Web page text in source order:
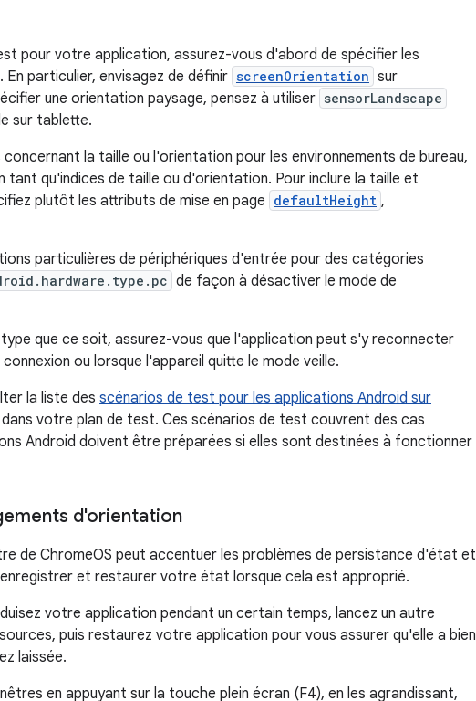
pour votre application, assurez-vous d'abord de spécifier les
particulier, envisagez de définir screenOrientation sur
une orientation paysage, pensez à utiliser sensorLandscape
sur tablette.
la taille ou l'orientation pour les environnements de bureau,
tant qu'indices de taille ou d'orientation. Pour inclure la taille et
plutôt les attributs de mise en page defaultHeight ,
particulières de périphériques d'entrée pour des catégories
de façon à désactiver le mode de
type que ce soit, assurez-vous que l'application peut s'y reconnecter
ou lorsque l'appareil quitte le mode veille.
la liste des scénarios de test pour les applications Android sur
votre plan de test. Ces scénarios de test couvrent des cas
Android doivent être préparées si elles sont destinées à fonctionner
d'orientation
de ChromeOS peut accentuer les problèmes de persistance d'état et
et restaurer votre état lorsque cela est approprié.
votre application pendant un certain temps, lancez un autre
puis restaurez votre application pour vous assurer qu'elle a bien
laissée.
en appuyant sur la touche plein écran (F4), en les agrandissant,